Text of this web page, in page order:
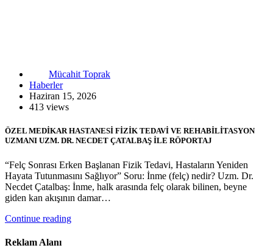
Mücahit Toprak
Haberler
Haziran 15, 2026
413 views
ÖZEL MEDİKAR HASTANESİ FİZİK TEDAVİ VE REHABİLİTASYON
UZMANI UZM. DR. NECDET ÇATALBAŞ İLE RÖPORTAJ
“Felç Sonrası Erken Başlanan Fizik Tedavi, Hastaların Yeniden
Hayata Tutunmasını Sağlıyor” Soru: İnme (felç) nedir? Uzm. Dr.
Necdet Çatalbaş: İnme, halk arasında felç olarak bilinen, beyne
giden kan akışının damar…
Continue reading
Reklam Alanı